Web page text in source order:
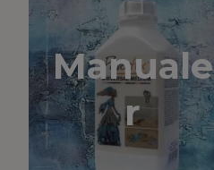
Manuale
r